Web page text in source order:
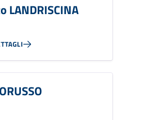
LANDRISCINA